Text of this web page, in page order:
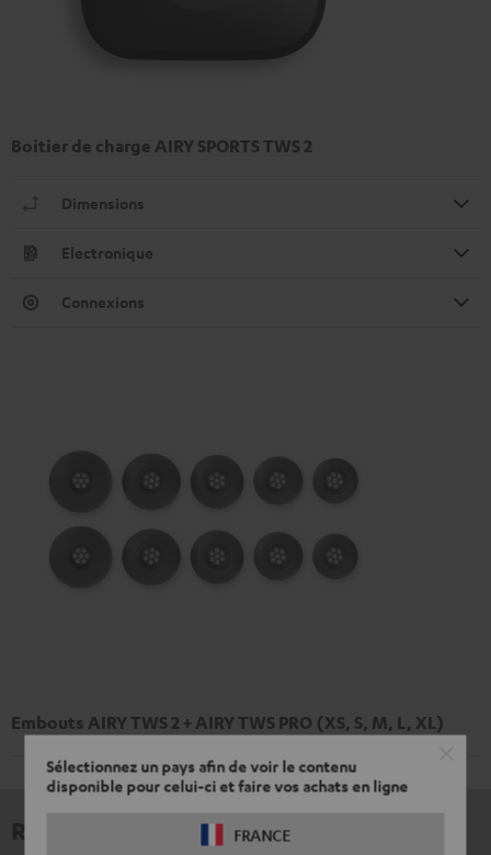
Sélectionnez un pays afin de voir le contenu
disponible pour celui-ci et faire vos achats en ligne
FRANCE
Boitier de charge AIRY SPORTS TWS 2
Dimensions
Electronique
Connexions
Embouts AIRY TWS 2 + AIRY TWS PRO (XS, S, M, L, XL)